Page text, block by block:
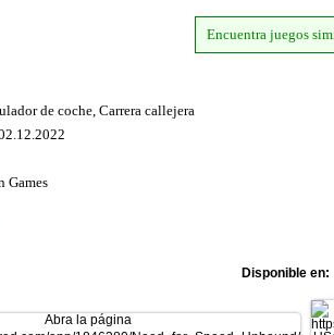
Encuentra juegos
de coche, Carrera callejera
Games
Disponible en: